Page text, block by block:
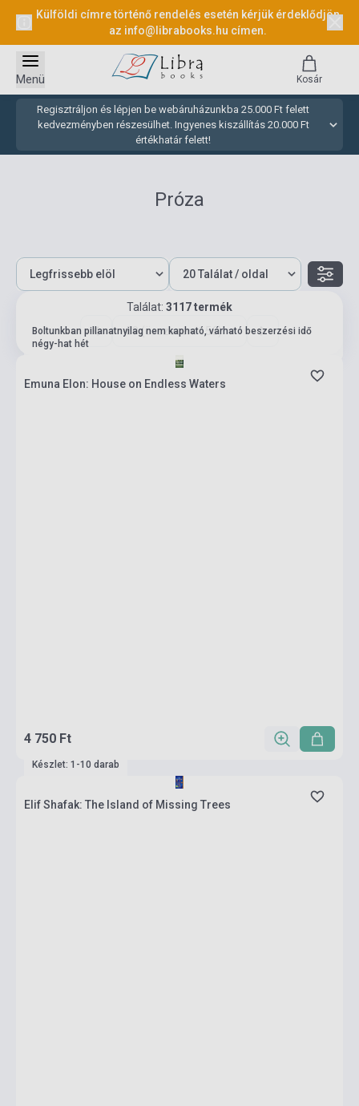
Külföldi címre történő rendelés esetén kérjük érdeklődjön
az info@librabooks.hu címen.
Regisztráljon és lépjen be webáruházunkba 25.000 Ft felett
kedvezményben részesülhet. Ingyenes kiszállítás 20.000 Ft
értékhatár felett!
Menü Kosár
Próza
Találat: 3117 termék
59 (összesen: 156)
Boltunkban pillanatnyilag nem kapható, várható beszerzési idő
négy-hat hét
Emuna Elon: House on Endless Waters
4 750 Ft
Készlet: 1-10 darab
Elif Shafak: The Island of Missing Trees